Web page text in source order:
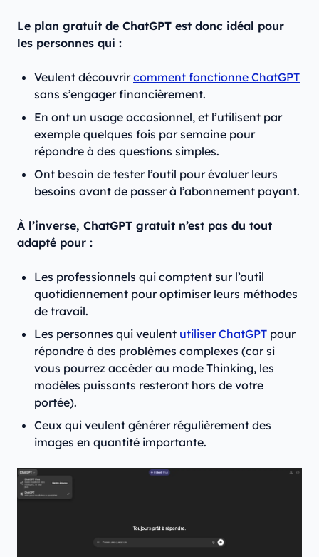
Le plan gratuit de ChatGPT est donc idéal pour
les personnes qui :
Veulent découvrircomment fonctionne ChatGPT
sans s’engager financièrement.
En ont un usage occasionnel, et l’utilisent par
exemple quelques fois par semaine pour
répondre à des questions simples.
Ont besoin de tester l’outil pour évaluer leurs
besoins avant de passer à l’abonnement payant.
À l’inverse, ChatGPT gratuit n’est pas du tout
adapté pour :
Les professionnels qui comptent sur l’outil
quotidiennement pour optimiser leurs méthodes
de travail.
Les personnes qui veulent utiliser ChatGPT pour
répondre à des problèmes complexes (car si
vous pourrez accéder au mode Thinking, les
modèles puissants resteront hors de votre
portée).
Ceux qui veulent générer régulièrement des
images en quantité importante.